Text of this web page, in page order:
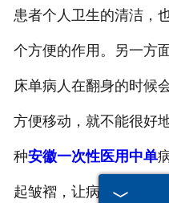
患者个人卫生的清洁，
个方便的作用。另一方
床单病人在翻身的时候
方便移动，就不能很好
种安徽一次性医用中单
起皱褶，让病人躺在床